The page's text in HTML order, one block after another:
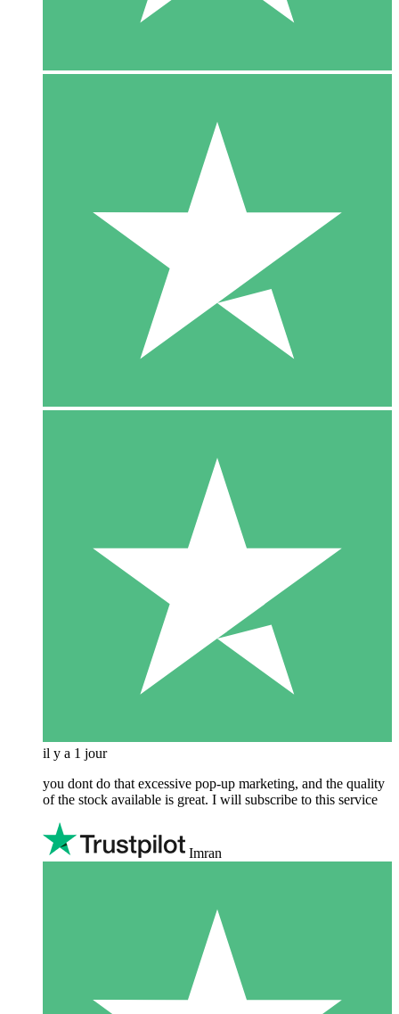
il y a 1 jour
you dont do that excessive pop-up marketing, and the quality
of the stock available is great. I will subscribe to this service
Imran